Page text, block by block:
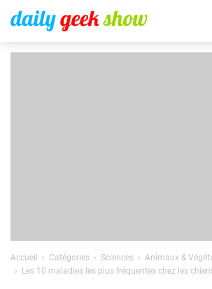
Accueil Catégories Sciences
Animaux &
Les 10 maladies les plus fréquentes chez les